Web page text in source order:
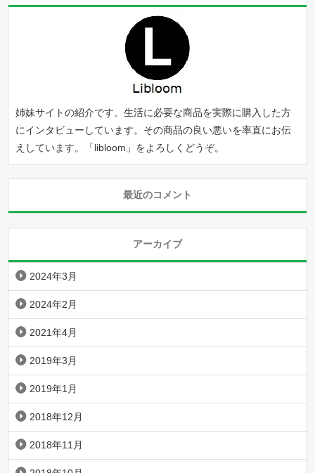
姉妹サイトの紹介です。生活に必要な商品を実際に購入した方
にインタビューしています。その商品の良い悪いを率直にお伝
えしています。「libloom 」をよろしくどうぞ。
最近のコメント
アーカイブ
2024年3月
2024年2月
2021年4月
2019年3月
2019年1月
2018年12月
2018年11月